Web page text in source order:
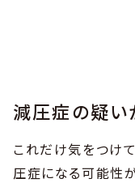
減圧症の疑い
これだけ気をつけ
圧症になる可能性